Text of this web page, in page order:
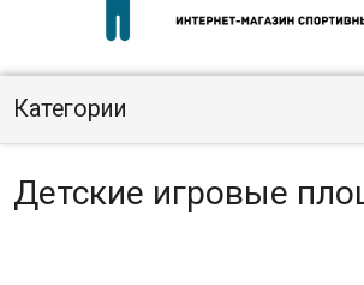
Категории
Детские игровые